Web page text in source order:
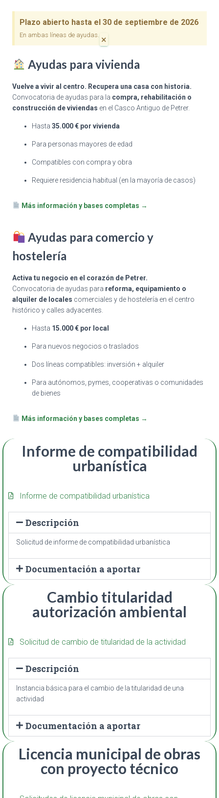
Plazo abierto hasta el 30 de septiembre de 2026
En ambas líneas de ayudas. ×
Ayudas para vivienda
Vuelve a vivir al centro. Recupera una casa con historia.
Convocatoria de ayudas para la compra, rehabilitación o
construcción de viviendas en el Casco Antiguo de Petrer.
Hasta 35.000 € por vivienda
Para personas mayores de edad
Compatibles con compra y obra
Requiere residencia habitual (en la mayoría de casos)
Más información y bases completas →
Ayudas para comercio y
hostelería
Activa tu negocio en el corazón de Petrer.
Convocatoria de ayudas para reforma, equipamiento o
alquiler de locales comerciales y de hostelería en el centro
histórico y calles adyacentes.
Hasta 15.000 € por local
Para nuevos negocios o traslados
Dos líneas compatibles: inversión + alquiler
Para autónomos, pymes, cooperativas o comunidades
de bienes
Más información y bases completas →
Informe de compatibilidad
urbanística
Informe de compatibilidad urbanística
Descripción
Solicitud de informe de compatibilidad urbanística
Documentación a aportar
Cambio titularidad
autorización ambiental
Solicitud de cambio de titularidad de la actividad
Descripción
Instancia básica para el cambio de la titularidad de una
actividad
Documentación a aportar
Licencia municipal de obras
con proyecto técnico